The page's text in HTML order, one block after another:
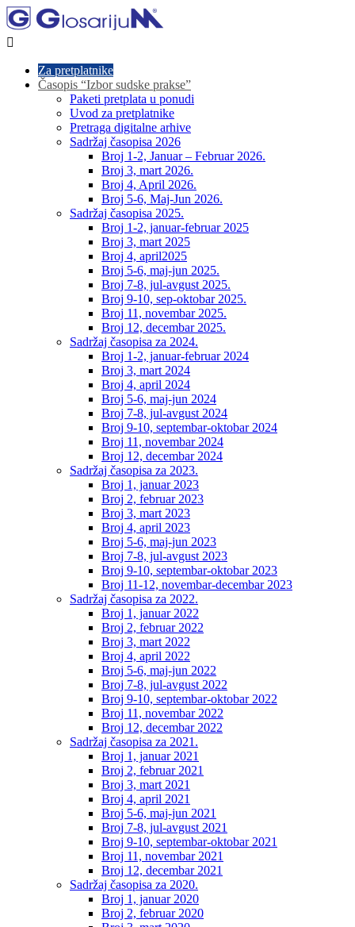

Za pretplatnike
Časopis “Izbor sudske prakse”
Paketi pretplata u ponudi
Uvod za pretplatnike
Pretraga digitalne arhive
Sadržaj časopisa 2026
Broj 1-2, Januar – Februar 2026.
Broj 3, mart 2026.
Broj 4, April 2026.
Broj 5-6, Maj-Jun 2026.
Sadržaj časopisa 2025.
Broj 1-2, januar-februar 2025
Broj 3, mart 2025
Broj 4, april2025
Broj 5-6, maj-jun 2025.
Broj 7-8, jul-avgust 2025.
Broj 9-10, sep-oktobar 2025.
Broj 11, novembar 2025.
Broj 12, decembar 2025.
Sadržaj časopisa za 2024.
Broj 1-2, januar-februar 2024
Broj 3, mart 2024
Broj 4, april 2024
Broj 5-6, maj-jun 2024
Broj 7-8, jul-avgust 2024
Broj 9-10, septembar-oktobar 2024
Broj 11, novembar 2024
Broj 12, decembar 2024
Sadržaj časopisa za 2023.
Broj 1, januar 2023
Broj 2, februar 2023
Broj 3, mart 2023
Broj 4, april 2023
Broj 5-6, maj-jun 2023
Broj 7-8, jul-avgust 2023
Broj 9-10, septembar-oktobar 2023
Broj 11-12, novembar-decembar 2023
Sadržaj časopisa za 2022.
Broj 1, januar 2022
Broj 2, februar 2022
Broj 3, mart 2022
Broj 4, april 2022
Broj 5-6, maj-jun 2022
Broj 7-8, jul-avgust 2022
Broj 9-10, septembar-oktobar 2022
Broj 11, novembar 2022
Broj 12, decembar 2022
Sadržaj časopisa za 2021.
Broj 1, januar 2021
Broj 2, februar 2021
Broj 3, mart 2021
Broj 4, april 2021
Broj 5-6, maj-jun 2021
Broj 7-8, jul-avgust 2021
Broj 9-10, septembar-oktobar 2021
Broj 11, novembar 2021
Broj 12, decembar 2021
Sadržaj časopisa za 2020.
Broj 1, januar 2020
Broj 2, februar 2020